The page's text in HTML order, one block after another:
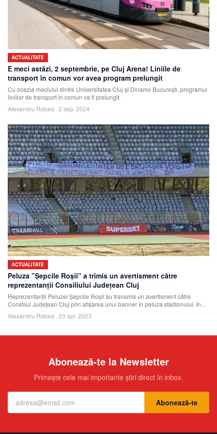
ACTUALITATE
E meci astăzi, 2 septembrie, pe Cluj Arena! Liniile de
transport în comun vor avea program prelungit
Cu ocazia meciului dintre Universitatea Cluj și Dinamo București, programul
liniilor de transport în comun va fi prelungit.
Alexandru Robea · 2 sep. 2024
ACTUALITATE
Peluza ”Șepcile Roșii” a trimis un avertisment către
reprezentanții Consiliului Județean Cluj
Reprezentanții Peluzei Șepcile Roșii au transmis un avertisment către
Consiliul Județean Cluj prin afișarea unui banner în peluza stadionului. În
Alexandru Robea · 20 apr. 2023
Abonează-te la Newsletter
Primește cele mai importante știri direct în inbox.
Abonează-te